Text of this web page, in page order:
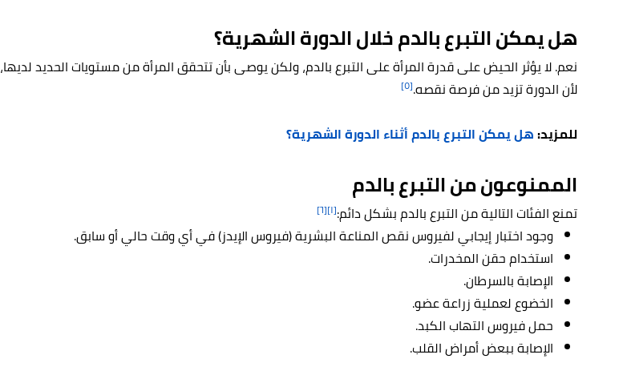
هل يمكن التبرع بالدم خلال الدورة الشهرية؟
نعم. لا يؤثر الحيض على قدرة المرأة على التبرع بالدم، ولكن يوصى بأن تتحقق المرأة من مستويات الحديد لديها،
لأن الدورة تزيد من فرصة نقصه.[٥]
للمزيد:هل يمكن التبرع بالدم أثناء الدورة الشهرية؟
الممنوعون من التبرع بالدم
تمنع الفئات التالية من التبرع بالدم بشكل دائم:[١] [٦]
وجود اختبار إيجابي لفيروس نقص المناعة البشرية (فيروس الإيدز) في أي وقت حالي أو سابق.
استخدام حقن المخدرات.
الإصابة بالسرطان.
الخضوع لعملية زراعة عضو.
حمل فيروس التهاب الكبد.
الإصابة ببعض أمراض القلب.